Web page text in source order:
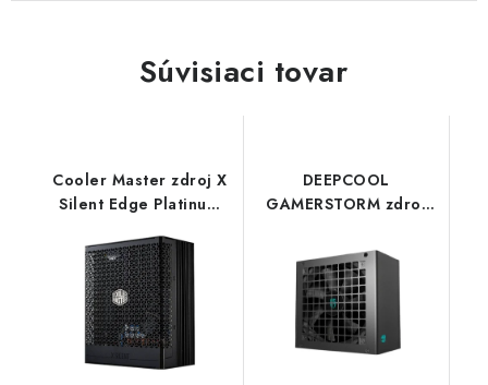
Súvisiaci tovar
Cooler Master zdroj X
Silent Edge Platinum
Plně moduární, 80 Plus
Platinum, ATX 3.1 MPS-
B001-AZBP-NBEU
CoolerMaster
DEEPCOOL
GAMERSTORM zdroj
80+ Bronze, černá R-
PF550X-HD0B-JGEU
Deepcool